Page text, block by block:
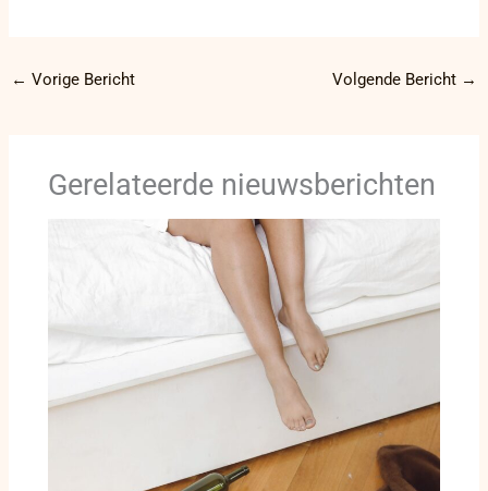
← Vorige Bericht Volgende Bericht →
Gerelateerde nieuwsberichten